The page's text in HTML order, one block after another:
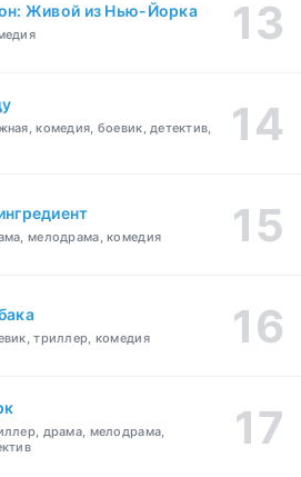
Живой из Нью-Йорка
комедия, боевик, детектив,
мелодрама, комедия
триллер, комедия
драма, мелодрама,